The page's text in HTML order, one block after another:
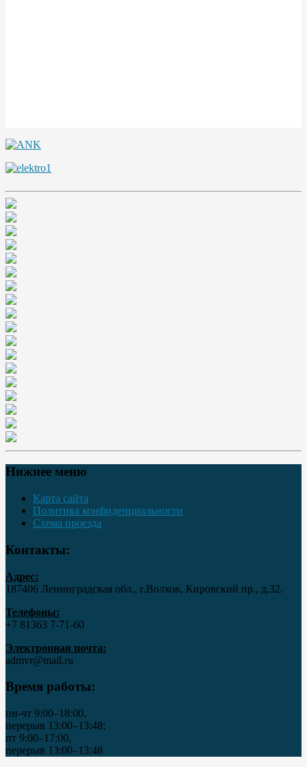
Нижнее меню
Карта сайта
Политика конфиденциальности
Схема проезда
Контакты:
Адрес:
187406 Ленинградская обл., г.Волхов, Кировский пр., д.32.
Телефоны:
+7 81363 7‑71-60
Электронная почта:
admvr@mail.ru
Время работы:
пн-чт 9:00–18:00,
перерыв 13:00–13:48;
пт 9:00–17:00,
перерыв 13:00–13:48